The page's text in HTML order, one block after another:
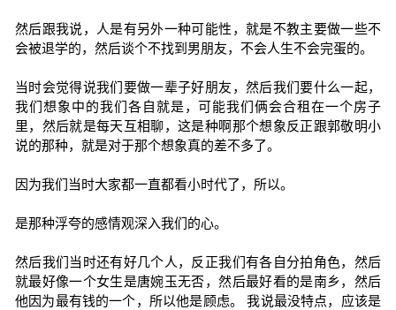
然后跟我说，人是有另外一种可能性，就是不教主要做一些不
会被退学的，然后谈个不找到男朋友，不会人生不会完蛋的。
当时会觉得说我们要做一辈子好朋友，然后我们要什么一起，
我们想象中的我们各自就是，可能我们俩会合租在一个房子
里，然后就是每天互相聊，这是种啊那个想象反正跟郭敬明小
说的那种，就是对于那个想象真的差不多了。
因为我们当时大家都一直都看小时代了，所以。
是那种浮夸的感情观深入我们的心。
然后我们当时还有好几个人，反正我们有各自分拍角色，然后
就最好像一个女生是唐婉玉无否，然后最好看的是南乡，然后
他因为最有钱的一个，所以他是顾虑。 我说最没特点，应该是